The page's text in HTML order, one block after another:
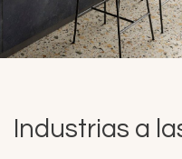
Industrias a